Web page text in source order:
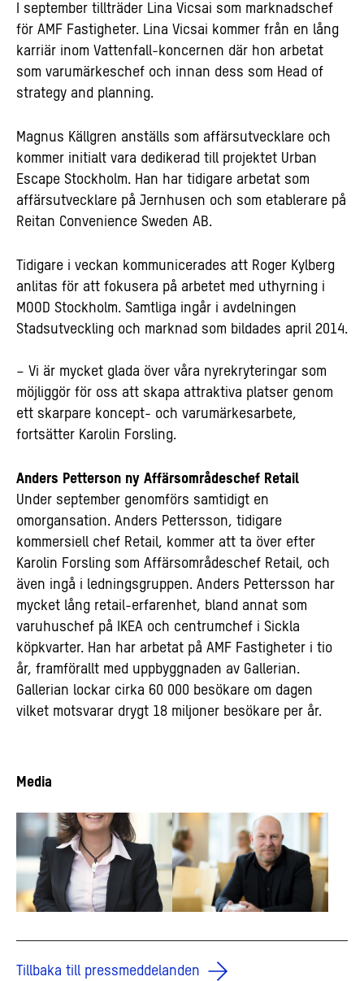
I september tillträder Lina Vicsai som marknadschef
för AMF Fastigheter. Lina Vicsai kommer från en lång
karriär inom Vattenfall-koncernen där hon arbetat
som varumärkeschef och innan dess som Head of
strategy and planning.
Magnus Källgren anställs som affärsutvecklare och
kommer initialt vara dedikerad till projektet Urban
Escape Stockholm. Han har tidigare arbetat som
affärsutvecklare på Jernhusen och som etablerare på
Reitan Convenience Sweden AB.
Tidigare i veckan kommunicerades att Roger Kylberg
anlitas för att fokusera på arbetet med uthyrning i
MOOD Stockholm. Samtliga ingår i avdelningen
Stadsutveckling och marknad som bildades april 2014.
– Vi är mycket glada över våra nyrekryteringar som
möjliggör för oss att skapa attraktiva platser genom
ett skarpare koncept- och varumärkesarbete,
fortsätter Karolin Forsling.
Anders Petterson ny Affärsområdeschef Retail
Under september genomförs samtidigt en
omorgansation. Anders Pettersson, tidigare
kommersiell chef Retail, kommer att ta över efter
Karolin Forsling som Affärsområdeschef Retail, och
även ingå i ledningsgruppen. Anders Pettersson har
mycket lång retail-erfarenhet, bland annat som
varuhuschef på IKEA och centrumchef i Sickla
köpkvarter. Han har arbetat på AMF Fastigheter i tio
år, framförallt med uppbyggnaden av Gallerian.
Gallerian lockar cirka 60 000 besökare om dagen
vilket motsvarar drygt 18 miljoner besökare per år.
Media
Tillbaka till pressmeddelanden